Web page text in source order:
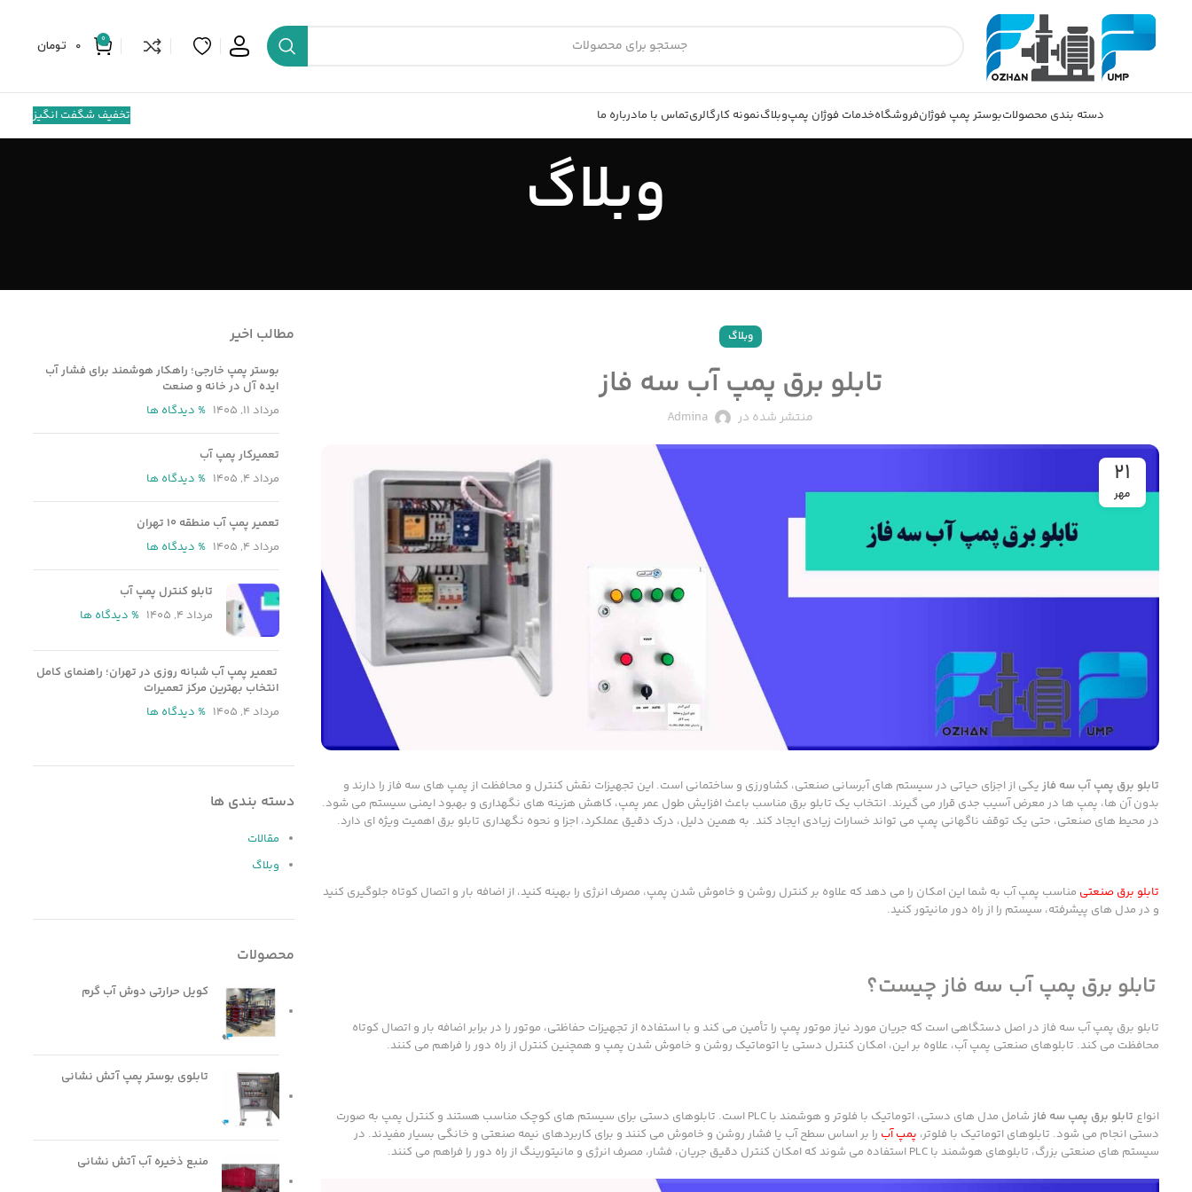
0
0 تومان
دسته بندی محصولاتبوستر پمپ فوژانفروشگاهخدمات فوژان پمپوبلاگنمونه کارگالریتماس با مادرباره ما تخفیف شگفت انگیز
وبلاگ
وبلاگ
تابلو برق پمپ آب سه فاز
منتشر شده در Admina
21
مهر
تابلو برق پمپ آب سه فاز یکی از اجزای حیاتی در سیستم های آبرسانی صنعتی، کشاورزی و ساختمانی است. این تجهیزات نقش کنترل و محافظت از پمپ های سه فاز را دارند و
بدون آن ها، پمپ ها در معرض آسیب جدی قرار می گیرند. انتخاب یک تابلو برق مناسب باعث افزایش طول عمر پمپ، کاهش هزینه های نگهداری و بهبود ایمنی سیستم می شود.
در محیط های صنعتی، حتی یک توقف ناگهانی پمپ می تواند خسارات زیادی ایجاد کند. به همین دلیل، درک دقیق عملکرد، اجزا و نحوه نگهداری تابلو برق اهمیت ویژه ای دارد.
تابلو برق صنعتی مناسب پمپ آب به شما این امکان را می دهد که علاوه بر کنترل روشن و خاموش شدن پمپ، مصرف انرژی را بهینه کنید، از اضافه بار و اتصال کوتاه جلوگیری کنید
و در مدل های پیشرفته، سیستم را از راه دور مانیتور کنید.
تابلو برق پمپ آب سه فاز چیست؟
تابلو برق پمپ آب سه فاز در اصل دستگاهی است که جریان مورد نیاز موتور پمپ را تأمین می کند و با استفاده از تجهیزات حفاظتی، موتور را در برابر اضافه بار و اتصال کوتاه
محافظت می کند. تابلوهای صنعتی پمپ آب، علاوه بر این، امکان کنترل دستی یا اتوماتیک روشن و خاموش شدن پمپ و همچنین کنترل از راه دور را فراهم می کنند.
انواع تابلو برق پمپ سه فاز
شامل مدل های دستی، اتوماتیک با فلوتر و هوشمند با PLC است. تابلوهای دستی برای سیستم های کوچک مناسب هستند و کنترل پمپ به صورت
دستی انجام می شود. تابلوهای اتوماتیک با فلوتر، پمپ آب را بر اساس سطح آب یا فشار روشن و خاموش می کنند و برای کاربردهای نیمه صنعتی و خانگی بسیار مفیدند. در
سیستم های صنعتی بزرگ، تابلوهای هوشمند با PLC استفاده می شوند که امکان کنترل دقیق جریان، فشار، مصرف انرژی و مانیتورینگ از راه دور را فراهم می کنند.
مطالب اخیر
بوستر پمپ خارجی؛ راهکار هوشمند برای فشار آب
ایده آل در خانه و صنعت
مرداد 11, 1405
% دیدگاه ها
تعمیرکار پمپ آب
مرداد 4, 1405
% دیدگاه ها
تعمیر پمپ آب منطقه ۱۰ تهران
مرداد 4, 1405
% دیدگاه ها
تابلو کنترل پمپ آب
مرداد 4, 1405
% دیدگاه ها
تعمیر پمپ آب شبانه روزی در تهران؛ راهنمای کامل
انتخاب بهترین مرکز تعمیرات
مرداد 4, 1405
% دیدگاه ها
دسته بندی ها
مقالات
وبلاگ
محصولات
کویل حرارتی دوش آب گرم
تابلوی بوستر پمپ آتش نشانی
منبع ذخیره آب آتش نشانی